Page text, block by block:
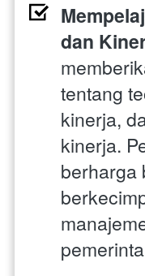
dan
tentang
kinerja,
kinerja.
berharga